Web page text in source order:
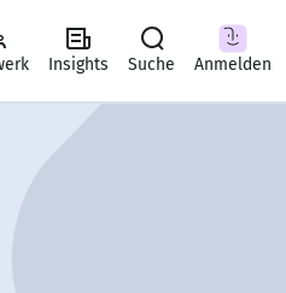
Insights Suche Anmelden